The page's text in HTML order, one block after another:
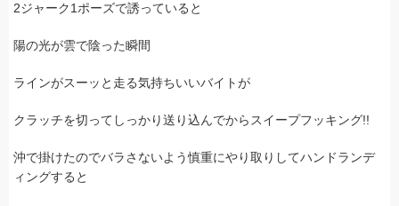
2ジャーク1ポーズで誘っていると
陽の光が雲で陰った瞬間
ラインがスーッと走る気持ちいいバイトが
クラッチを切ってしっかり送り込んでからスイープフッキング!!
沖で掛けたのでバラさないよう慎重にやり取りしてハンドランデ
ィングすると